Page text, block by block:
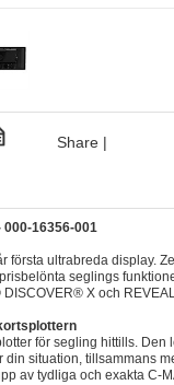
Share |
000-16356-001
första ultrabreda display.
seglings
X och
för segling hittills.
din situation, tillsammans
av tydliga och exakta